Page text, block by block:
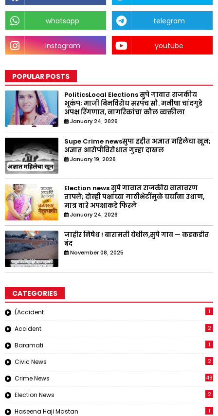
whatsapp telegram
instagram youtube
POPULAR POSTS
PoliticsLocal Elections सुपे गावात राजकीय
भूकंप; माजी बिनविरोध सरपंच सौ. मनीषा चांदगुडे
अपक्ष रिंगणात, नागरिकांचा कौल व्यक्तीला
January 24, 2026
Supe Crime newsसुपा हद्दीत अज्ञात महिलेचा खून;
अज्ञात आरोपीविरोधात गुन्हा दाखल
January 19, 2026
Election news सुपे गावात राजकीय वातावरण
तापले; दोन्ही पक्षांच्या गाठीभेटींमुळे चर्चांना उधाण,
मात्र वारे अपक्षाकडे फिरले
January 24, 2026
जाहीर निषेध ! बारामती येथील,सुपे गाव — कडकडीत
बंद
November 08, 2025
CATEGORIES
(Accident 1
Accident 2
Baramati 1
Civic News 2
Crime News 48
Election News 2
Haseena Haji Mastan 1